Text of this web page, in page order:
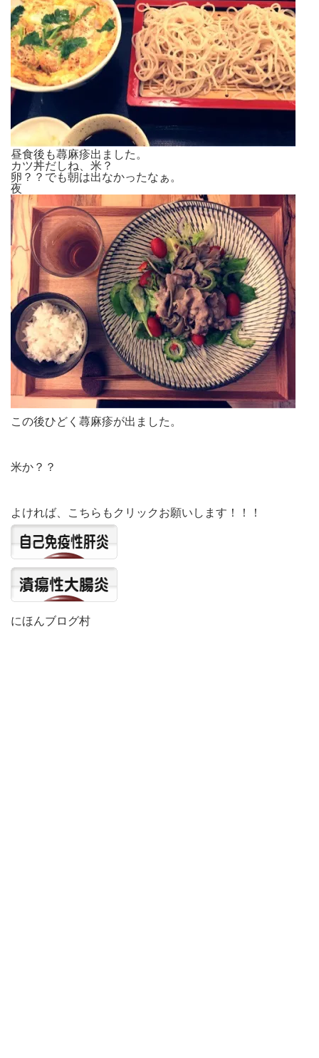
昼食後も蕁麻疹出ました。
カツ丼だしね、米？
卵？？でも朝は出なかったなぁ。
夜
この後ひどく蕁麻疹が出ました。
米か？？
よければ、こちらもクリックお願いします！！！
にほんブログ村